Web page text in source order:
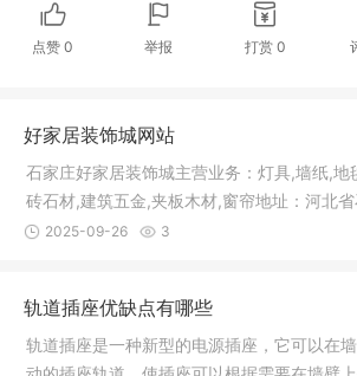
点赞0 举报 打赏 0
好家居装饰城网站
石家庄好家居装饰城主营业务：灯具,墙纸,地
砖石材,建筑五金,夹板木材,窗帘地址：河北
602025-09-26 3
轨道插座优缺点有哪些
轨道插座是一种新型的电源插座，它可以在